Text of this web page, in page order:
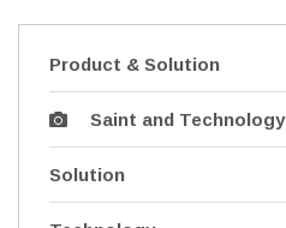
Product & Solution
Saint and Technology
Solution